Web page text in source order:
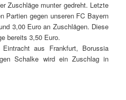
Zuschläge munter gedreht. Letzte
Partien gegen unseren FC Bayern
3,00 Euro an Zuschlägen. Diese
bereits 3,50 Euro.
aus Frankfurt, Borussia
Schalke wird ein Zuschlag in